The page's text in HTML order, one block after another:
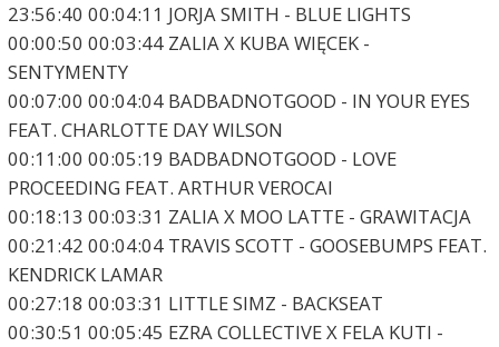
23:56:40 00:04:11 JORJA SMITH - BLUE LIGHTS
00:00:50 00:03:44 ZALIA X KUBA WIĘCEK -
SENTYMENTY
00:07:00 00:04:04 BADBADNOTGOOD - IN YOUR EYES
FEAT. CHARLOTTE DAY WILSON
00:11:00 00:05:19 BADBADNOTGOOD - LOVE
PROCEEDING FEAT. ARTHUR VEROCAI
00:18:13 00:03:31 ZALIA X MOO LATTE - GRAWITACJA
00:21:42 00:04:04 TRAVIS SCOTT - GOOSEBUMPS FEAT.
KENDRICK LAMAR
00:27:18 00:03:31 LITTLE SIMZ - BACKSEAT
00:30:51 00:05:45 EZRA COLLECTIVE X FELA KUTI -